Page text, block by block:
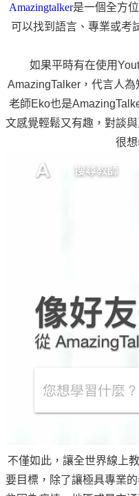
Amazingtalker是一個全方
可以找到語言、專業或考
如果平時有在使用
AmazingTalker，代言人
老師Eko也是
文感覺輕鬆又有趣，對談
很想
不僅如此，讓全世界線上
要目標，除了讓極具專業